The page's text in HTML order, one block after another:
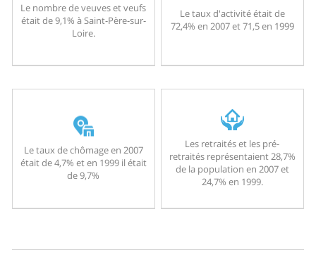
Le nombre de veuves et veufs
était de 9,1% à Saint-Père-sur-
Loire.
Le taux d'activité était de
72,4% en 2007 et 71,5 en 1999
Le taux de chômage en 2007
était de 4,7% et en 1999 il était
de 9,7%
Les retraités et les pré-
retraités représentaient 28,7%
de la population en 2007 et
24,7% en 1999.